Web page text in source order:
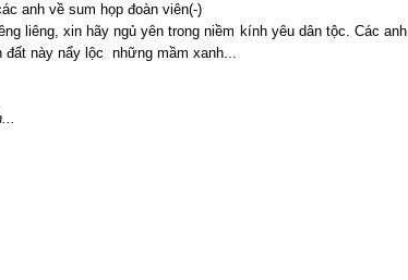
anh về sum họp đoàn viên(-)
liêng, xin hãy ngủ yên trong niềm kính yêu dân tộc. Các anh
này nẩy lộc những mầm xanh...